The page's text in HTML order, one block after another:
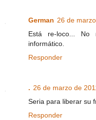
German 26 de
Está re-loco... No
informático.
Responder
. 26 de marzo de
Seria para liberar su
Responder